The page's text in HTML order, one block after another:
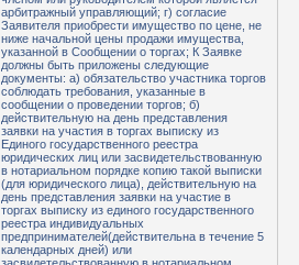
арбитражный управляющий; г) согласие
Заявителя приобрести имущество по цене, не
ниже начальной цены продажи имущества,
указанной в Сообщении о торгах; К Заявке
должны быть приложены следующие
документы: а) обязательство участника торгов
соблюдать требования, указанные в
сообщении о проведении торгов; б)
действительную на день представления
заявки на участия в торгах выписку из
Единого государственного реестра
юридических лиц или засвидетельствованную
в нотариальном порядке копию такой выписки
(для юридического лица), действительную на
день представления заявки на участие в
торгах выписку из единого государственного
реестра индивидуальных
предпринимателей(действительна в течение 5
календарных дней) или